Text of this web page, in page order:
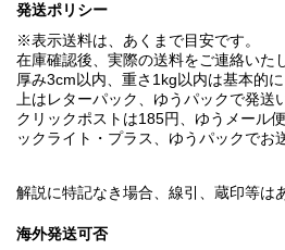
発送ポリシー
※表示送料は、あくまで目安です。
在庫確認後、実際の送料をご連絡いた
厚み3cm以内、重さ1kg以内は基本的
上はレターパック、ゆうパックで発送
クリックポストは185円、ゆうメール
ックライト・プラス、ゆうパックでお
解説に特記なき場合、線引、蔵印等は
海外発送可否